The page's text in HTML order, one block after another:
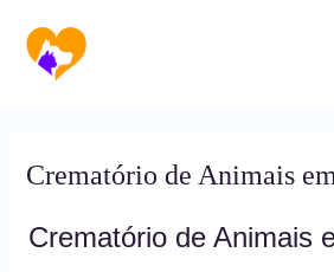
para
conteúdo
Crematório de Animais
Crematório de Animais